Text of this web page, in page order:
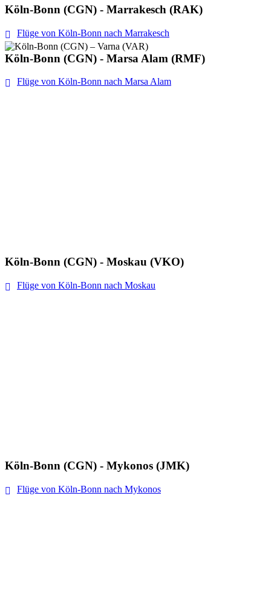
Köln-Bonn (CGN) - Marrakesch (RAK)
Flüge von Köln-Bonn nach Marrakesch
Köln-Bonn (CGN) - Marsa Alam (RMF)
Flüge von Köln-Bonn nach Marsa Alam
Köln-Bonn (CGN) - Moskau (VKO)
Flüge von Köln-Bonn nach Moskau
Köln-Bonn (CGN) - Mykonos (JMK)
Flüge von Köln-Bonn nach Mykonos